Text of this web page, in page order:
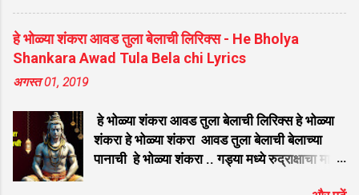
समझ ना पाया लिरिक्स शिवजी तेरे द्वार हम भी आयेंगे लिरिक्स सांसो की
माला पे सिमरु मै शिव का नाम लिरिक्स डम डम डमरू बजाना होगा भोले
मेरी कुटिया में आना होगा लिरिक्स मेरे भोले से भोले बाबा लिरिक्स भोलेनाथ
का चेला लिरिक्स भोले चेला बना लेना लिरिक्स सिर पे विराजे गंगा की धार
लिरिक्स महादेवा - Mahadeva Hansraj Raghuwanshi लिरिक्स
ऐसा डमरू बजाया भोलेनाथ ने लिरिक्स शिव शंकर औघड दानी बम भोला
लिरिक्स शिव कैलाशों के वासी शंकर संकट हरना लि...
हे भोळ्या शंकरा आवड तुला बेलाची लिरिक्स - He Bholya
Shankara Awad Tula Bela chi Lyrics
अगस्त 01, 2019
हे भोळ्या शंकरा आवड तुला बेलाची लिरिक्स हे भोळ्या
शंकरा हे भोळ्या शंकरा आवड तुला बेलाची बेलाच्या
पानाची हे भोळ्या शंकरा .. गड्या मध्ये रुद्राक्षाचा माडा